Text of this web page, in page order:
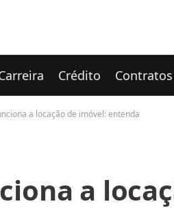
Crédito Contratos
a locação de imóvel: entenda
a